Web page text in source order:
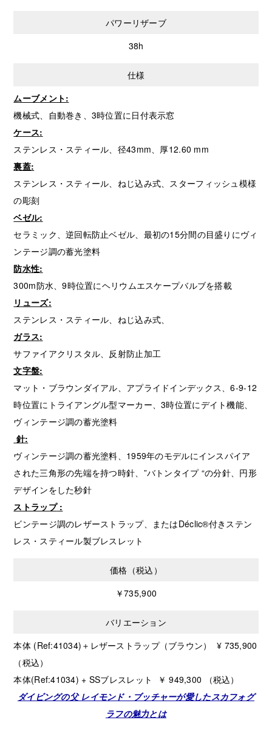
パワーリザーブ
38h
仕様
ムーブメント:
機械式、自動巻き、3時位置に日付表示窓
ケース:
ステンレス・スティール、径43mm、厚12.60 mm
裏蓋:
ステンレス・スティール、ねじ込み式、スターフィッシュ模様
の彫刻
ベゼル:
セラミック、逆回転防止ベゼル、最初の15分間の目盛りにヴィ
ンテージ調の蓄光塗料
防水性:
300m防水、9時位置にヘリウムエスケープバルブを搭載
リューズ:
ステンレス・スティール、ねじ込み式、
ガラス:
サファイアクリスタル、反射防止加工
文字盤:
マット・ブラウンダイアル、アプライドインデックス、6-9-12
時位置にトライアングル型マーカー、3時位置にデイト機能、
ヴィンテージ調の蓄光塗料
針:
ヴィンテージ調の蓄光塗料、1959年のモデルにインスパイア
された三角形の先端を持つ時針、”バトンタイプ “の分針、円形
デザインをした秒針
ストラップ:
ビンテージ調のレザーストラップ、またはDéclic®付きステン
レス・スティール製ブレスレット
価格（税込）
￥735,900
バリエーション
本体 (Ref:41034)＋レザーストラップ（ブラウン） ¥ 735,900
（税込）
本体(Ref:41034) + SSブレスレット ￥ 949,300
（税込）
ダイビングの父 レイモンド・ブッチャーが愛したスカフォグ
ラフの魅力とは